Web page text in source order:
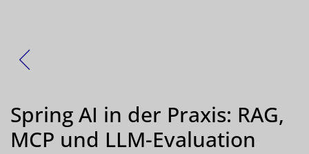
Spring AI in der Praxis: RAG,
MCP und LLM-Evaluation